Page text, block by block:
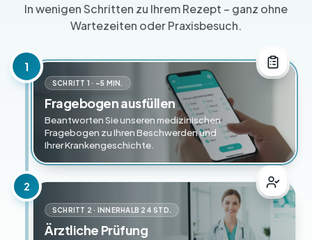
In wenigen Schritten zu Ihrem Rezept – ganz ohne
Wartezeiten oder Praxisbesuch.
1
SCHRITT 1 · ~5 MIN.
Fragebogen ausfüllen
Beantworten Sie unseren medizinischen
Fragebogen zu Ihren Beschwerden und
Ihrer Krankengeschichte.
2
SCHRITT 2 · INNERHALB 24 STD.
Ärztliche Prüfung